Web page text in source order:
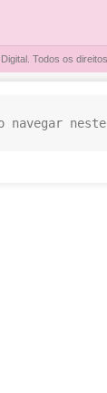
Todos os
navegar